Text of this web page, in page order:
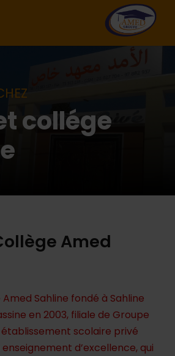
collége
Amed
Sahline fondé à Sahline
en 2003, filiale de Groupe
scolaire privé
d’excellence, qui